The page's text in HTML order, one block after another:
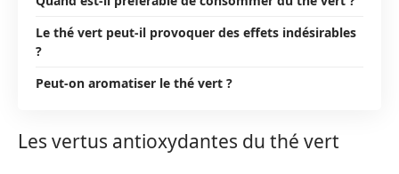
Le thé vert peut-il provoquer des effets indésirables
?
Peut-on aromatiser le thé vert ?
Les vertus antioxydantes du thé vert